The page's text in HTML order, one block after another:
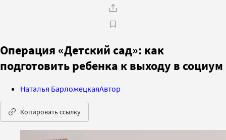
Операция «Детский сад»: как
подготовить ребенка к выходу в социум
Наталья БарложецкаяАвтор
Копировать ссылку